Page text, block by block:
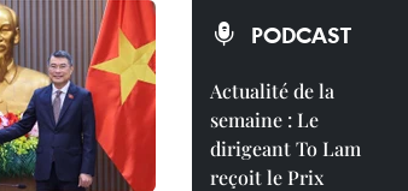
PODCAST
Actualité de la
semaine : Le
dirigeant To Lam
reçoit le Prix